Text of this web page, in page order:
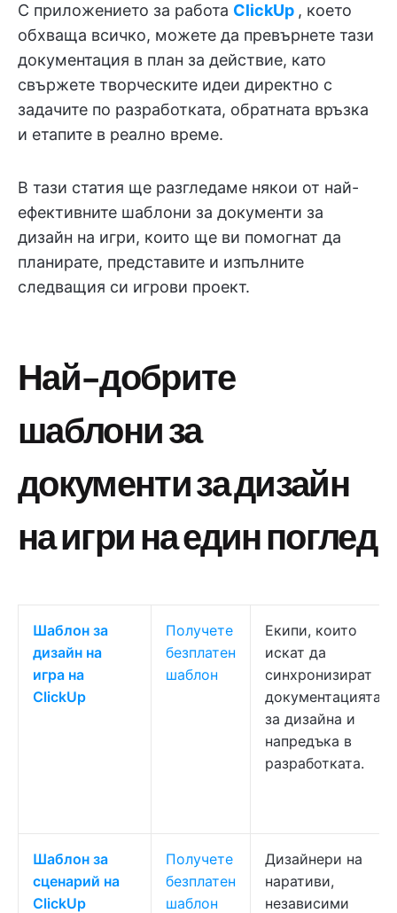
С приложението за работа ClickUp , което
обхваща всичко, можете да превърнете тази
документация в план за действие, като
свържете творческите идеи директно с
задачите по разработката, обратната връзка
и етапите в реално време.
В тази статия ще разгледаме някои от най-
ефективните шаблони за документи за
дизайн на игри, които ще ви помогнат да
планирате, представите и изпълните
следващия си игрови проект.
Най-добрите
шаблони за
документи за дизайн
на игри на един поглед
Шаблон за
дизайн на
игра на
ClickUp
Получете
безплатен
шаблон
Екипи, които
искат да
синхронизират
документацията
за дизайна и
напредъка в
разработката.
Шаблон за
сценарий на
ClickUp
Получете
безплатен
шаблон
Дизайнери на
наративи,
независими